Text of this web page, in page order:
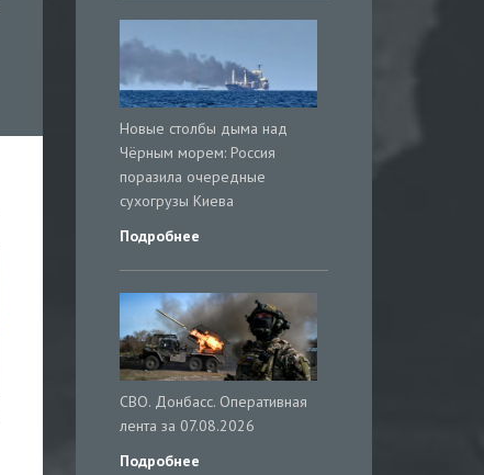
Новые столбы дыма над
Чёрным морем: Россия
поразила очередные
сухогрузы Киева
Подробнее
СВО. Донбасс. Оперативная
лента за 07.08.2026
Подробнее